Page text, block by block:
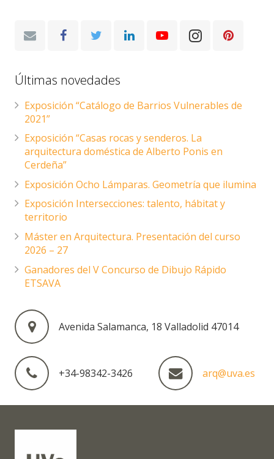
Últimas novedades
Exposición “Catálogo de Barrios Vulnerables de
2021”
Exposición “Casas rocas y senderos. La
arquitectura doméstica de Alberto Ponis en
Cerdeña”
Exposición Ocho Lámparas. Geometría que ilumina
Exposición Intersecciones: talento, hábitat y
territorio
Máster en Arquitectura. Presentación del curso
2026 – 27
Ganadores del V Concurso de Dibujo Rápido
ETSAVA
Avenida Salamanca, 18 Valladolid 47014
+34-98342-3426 arq@uva.es